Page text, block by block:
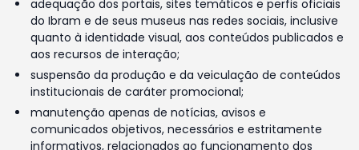
adequação dos portais, sites temáticos e perfis oficiais
do Ibram e de seus museus nas redes sociais, inclusive
quanto à identidade visual, aos conteúdos publicados e
aos recursos de interação;
suspensão da produção e da veiculação de conteúdos
institucionais de caráter promocional;
manutenção apenas de notícias, avisos e
comunicados objetivos, necessários e estritamente
informativos, relacionados ao funcionamento dos